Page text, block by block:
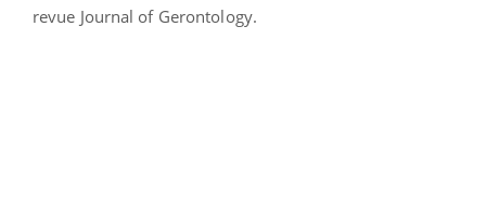
revue Journal of Gerontology.